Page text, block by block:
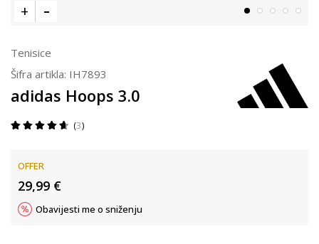
Tenisice
Šifra artikla: IH7893
adidas Hoops 3.0
3
OFFER
29,99 €
Obavijesti me o sniženju